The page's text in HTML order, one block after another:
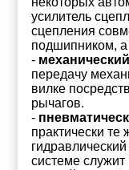
усилитель
сцепления
подшипником, а
-
передачу
вилке
рычагов.
-
практически те
системе служит